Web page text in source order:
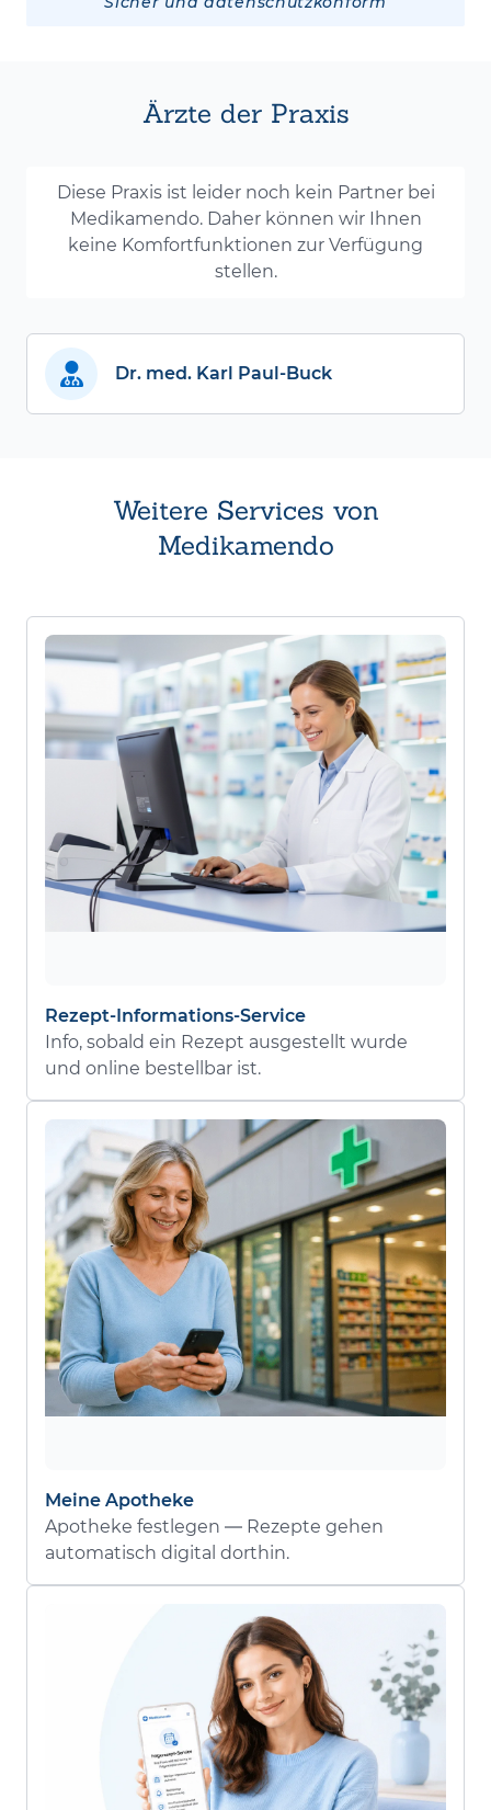
Ärzte der Praxis
Diese Praxis ist leider noch kein Partner bei
Medikamendo. Daher können wir Ihnen
keine Komfortfunktionen zur Verfügung
stellen.
Dr. med. Karl Paul-Buck
Weitere Services von
Medikamendo
Rezept-Informations-Service
Info, sobald ein Rezept ausgestellt wurde
und online bestellbar ist.
Meine Apotheke
Apotheke festlegen — Rezepte gehen
automatisch digital dorthin.